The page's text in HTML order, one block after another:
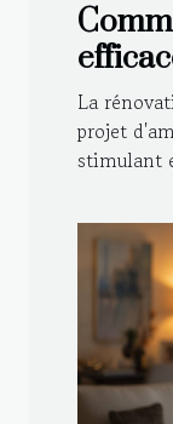
de
La
projet
stimulant